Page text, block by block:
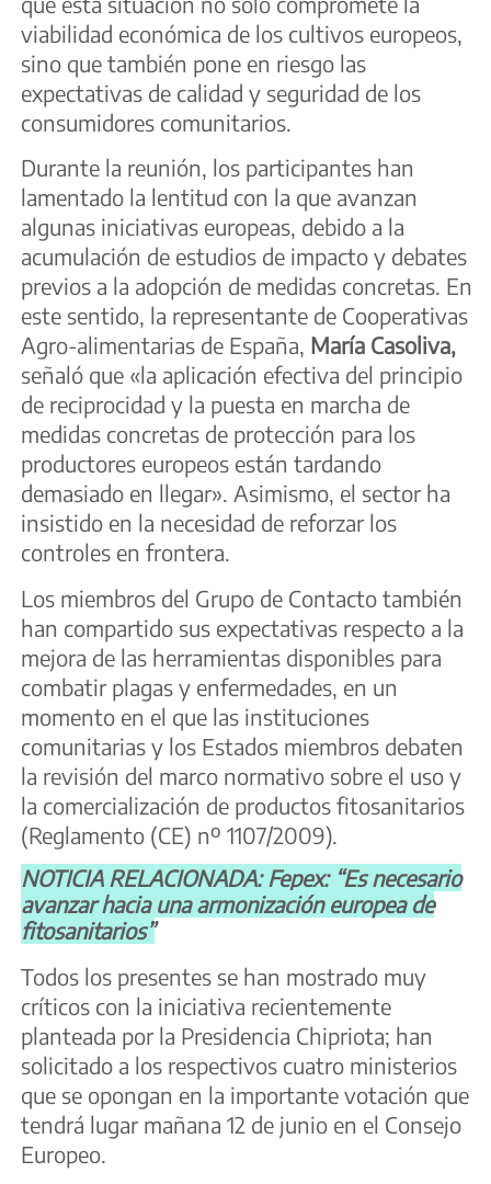
viabilidad económica de los cultivos europeos,
sino que también pone en riesgo las
expectativas de calidad y seguridad de los
consumidores comunitarios.
Durante la reunión, los participantes han
lamentado la lentitud con la que avanzan
algunas iniciativas europeas, debido a la
acumulación de estudios de impacto y debates
previos a la adopción de medidas concretas. En
este sentido, la representante de Cooperativas
Agro-alimentarias de España, María Casoliva,
señaló que «la aplicación efectiva del principio
de reciprocidad y la puesta en marcha de
medidas concretas de protección para los
productores europeos están tardando
demasiado en llegar». Asimismo, el sector ha
insistido en la necesidad de reforzar los
controles en frontera.
Los miembros del Grupo de Contacto también
han compartido sus expectativas respecto a la
mejora de las herramientas disponibles para
combatir plagas y enfermedades, en un
momento en el que las instituciones
comunitarias y los Estados miembros debaten
la revisión del marco normativo sobre el uso y
la comercialización de productos fitosanitarios
(Reglamento (CE) nº 1107/2009).
NOTICIA RELACIONADA: Fepex: “Es necesario
avanzar hacia una armonización europea de
fitosanitarios”
Todos los presentes se han mostrado muy
críticos con la iniciativa recientemente
planteada por la Presidencia Chipriota; han
solicitado a los respectivos cuatro ministerios
que se opongan en la importante votación que
tendrá lugar mañana 12 de junio en el Consejo
Europeo.